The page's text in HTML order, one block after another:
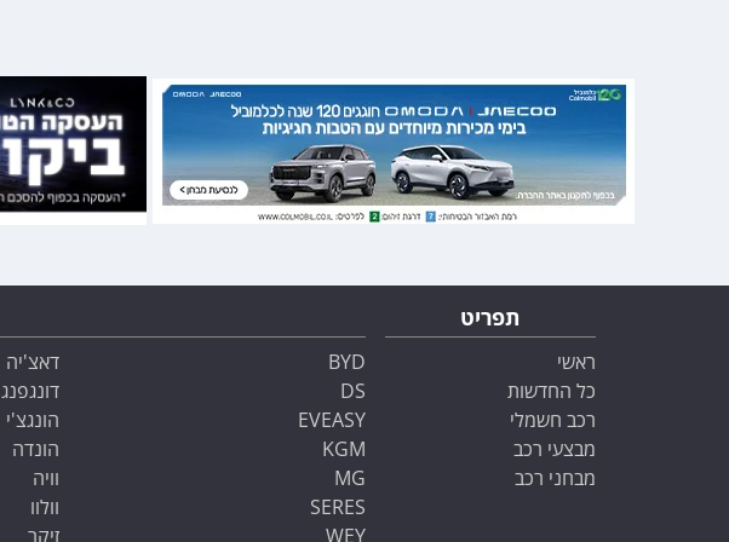
תפריט
ראשי
כל החדשות
רכב חשמלי
מבצעי רכב
מבחני רכב
BYD
DS
EVEASY
KGM
MG
SERES
WEY
דאצ'יה
דונגפנג
הונגצ'י
הונדה
וויה
וולוו
זיקר